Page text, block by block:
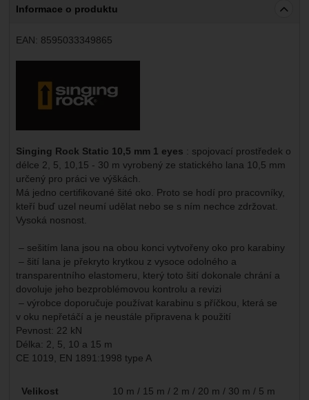
Informace o produktu
EAN: 8595033349865
Singing Rock Static 10,5 mm 1 eyes : spojovací prostředek o
délce 2, 5, 10,15 - 30 m vyrobený ze statického lana 10,5 mm
určený pro práci ve výškách.
Má jedno certifikované šité oko. Proto se hodí pro pracovníky,
kteří buď uzel neumí udělat nebo se s ním nechce zdržovat.
Vysoká nosnost.
– sešitím lana jsou na obou konci vytvořeny oko pro karabiny
– šití lana je překryto krytkou z vysoce odolného a
transparentního elastomeru, který toto šití dokonale chrání a
dovoluje jeho bezproblémovou kontrolu a revizi
– výrobce doporučuje používat karabinu s příčkou, která se
v oku nepřetáčí a je neustále připravena k použití
Pevnost: 22 kN
Délka: 2, 5, 10 a 15 m
CE 1019, EN 1891:1998 type A
Parametry
Velikost 10 m / 15 m / 2 m / 20 m / 30 m / 5 m